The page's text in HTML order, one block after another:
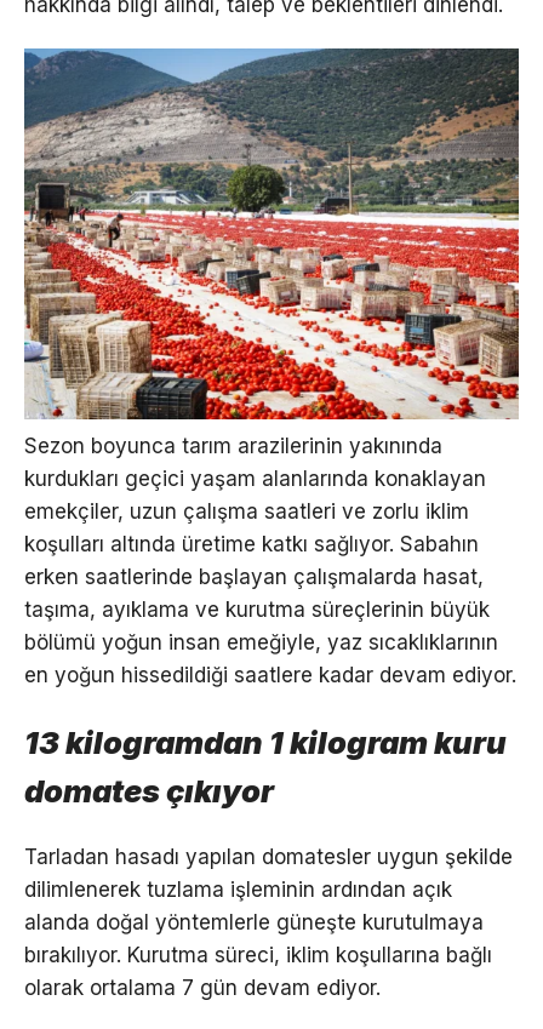
hakkında bilgi alındı, talep ve beklentileri dinlendi.
Sezon boyunca tarım arazilerinin yakınında
kurdukları geçici yaşam alanlarında konaklayan
emekçiler, uzun çalışma saatleri ve zorlu iklim
koşulları altında üretime katkı sağlıyor. Sabahın
erken saatlerinde başlayan çalışmalarda hasat,
taşıma, ayıklama ve kurutma süreçlerinin büyük
bölümü yoğun insan emeğiyle, yaz sıcaklıklarının
en yoğun hissedildiği saatlere kadar devam ediyor.
13 kilogramdan 1 kilogram kuru
domates çıkıyor
Tarladan hasadı yapılan domatesler uygun şekilde
dilimlenerek tuzlama işleminin ardından açık
alanda doğal yöntemlerle güneşte kurutulmaya
bırakılıyor. Kurutma süreci, iklim koşullarına bağlı
olarak ortalama 7 gün devam ediyor.